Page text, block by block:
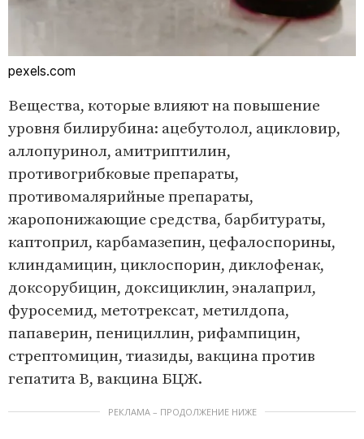
pexels.com
Вещества, которые влияют на повышение
уровня билирубина: ацебутолол, ацикловир,
аллопуринол, амитриптилин,
противогрибковые препараты,
противомалярийные препараты,
жаропонижающие средства, барбитураты,
каптоприл, карбамазепин, цефалоспорины,
клиндамицин, циклоспорин, диклофенак,
доксорубицин, доксициклин, эналаприл,
фуросемид, метотрексат, метилдопа,
папаверин, пенициллин, рифампицин,
стрептомицин, тиазиды, вакцина против
гепатита В, вакцина БЦЖ.
РЕКЛАМА – ПРОДОЛЖЕНИЕ НИЖЕ